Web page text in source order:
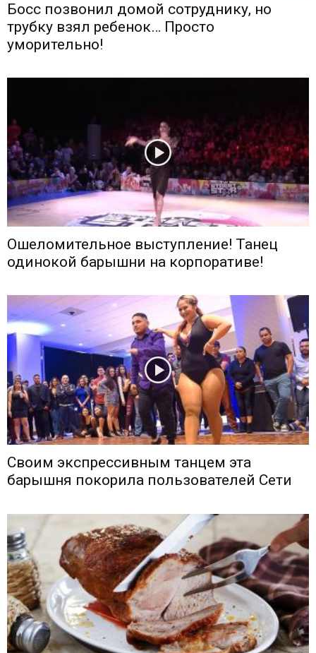
Босс позвонил домой сотруднику, но
трубку взял ребенок… Просто
уморительно!
Ошеломительное выступление! Танец
одинокой барышни на корпоративе!
Своим экспрессивным танцем эта
барышня покорила пользователей Сети